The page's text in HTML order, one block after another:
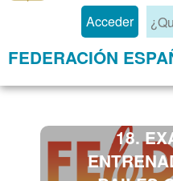
Acceder
FEDERACIÓN
18.